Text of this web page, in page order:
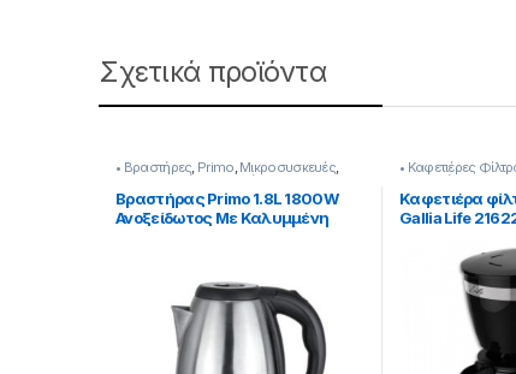
Σχετικά προϊόντα
• Βραστήρες, Primo,Μικροσυσκευές,
Προετοιμασία Πρωινού
Βραστήρας Primo 1.8L 1800W
Ανοξείδωτος Με Καλυμμένη
• Καφετιέρες
Πρωινού
Καφετιέρα
Gallia Life